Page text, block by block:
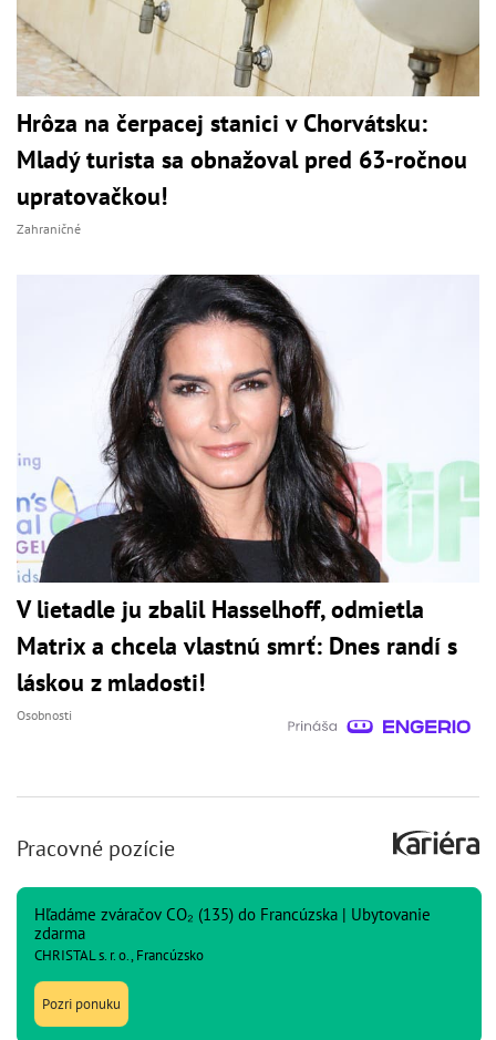
Hrôza na čerpacej stanici v Chorvátsku:
Mladý turista sa obnažoval pred 63-ročnou
upratovačkou!
Zahraničné
V lietadle ju zbalil Hasselhoff, odmietla
Matrix a chcela vlastnú smrť: Dnes randí s
láskou z mladosti!
Osobnosti
Pracovné pozície
Hľadáme zváračov CO₂ (135) do Francúzska | Ubytovanie
zdarma
CHRISTAL s. r. o., Francúzsko
Pozri ponuku